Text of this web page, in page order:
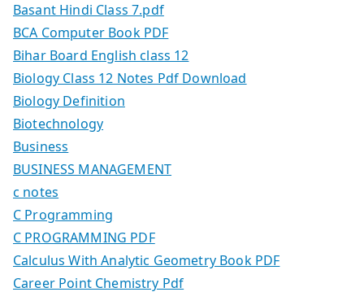
Basant Hindi Class 7.pdf
BCA Computer Book PDF
Bihar Board English class 12
Biology Class 12 Notes Pdf Download
Biology Definition
Biotechnology
Business
BUSINESS MANAGEMENT
c notes
C Programming
C PROGRAMMING PDF
Calculus With Analytic Geometry Book PDF
Career Point Chemistry Pdf